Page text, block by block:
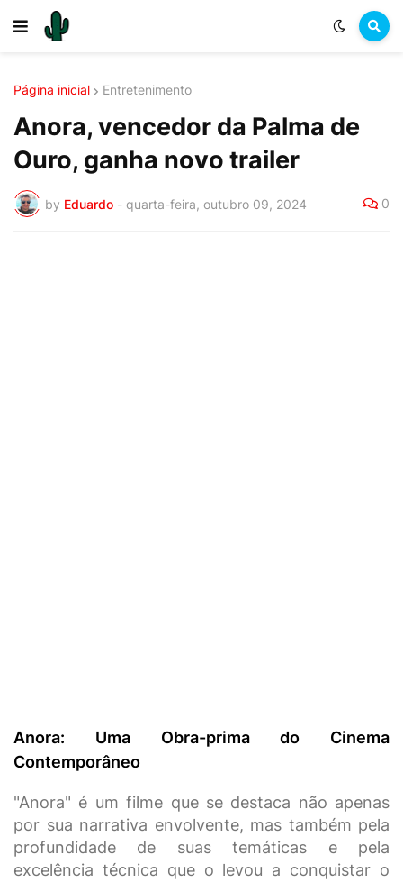
Página inicial Entretenimento
Anora, vencedor da Palma de
Ouro, ganha novo trailer
by Eduardo - quarta-feira, outubro 09, 2024 0
Anora: Uma Obra-prima do Cinema
Contemporâneo
"Anora" é um filme que se destaca não apenas
por sua narrativa envolvente, mas também pela
profundidade de suas temáticas e pela
excelência técnica que o levou a conquistar o